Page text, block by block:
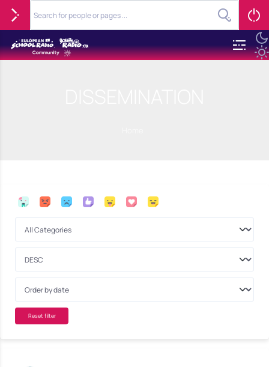
Reset filter